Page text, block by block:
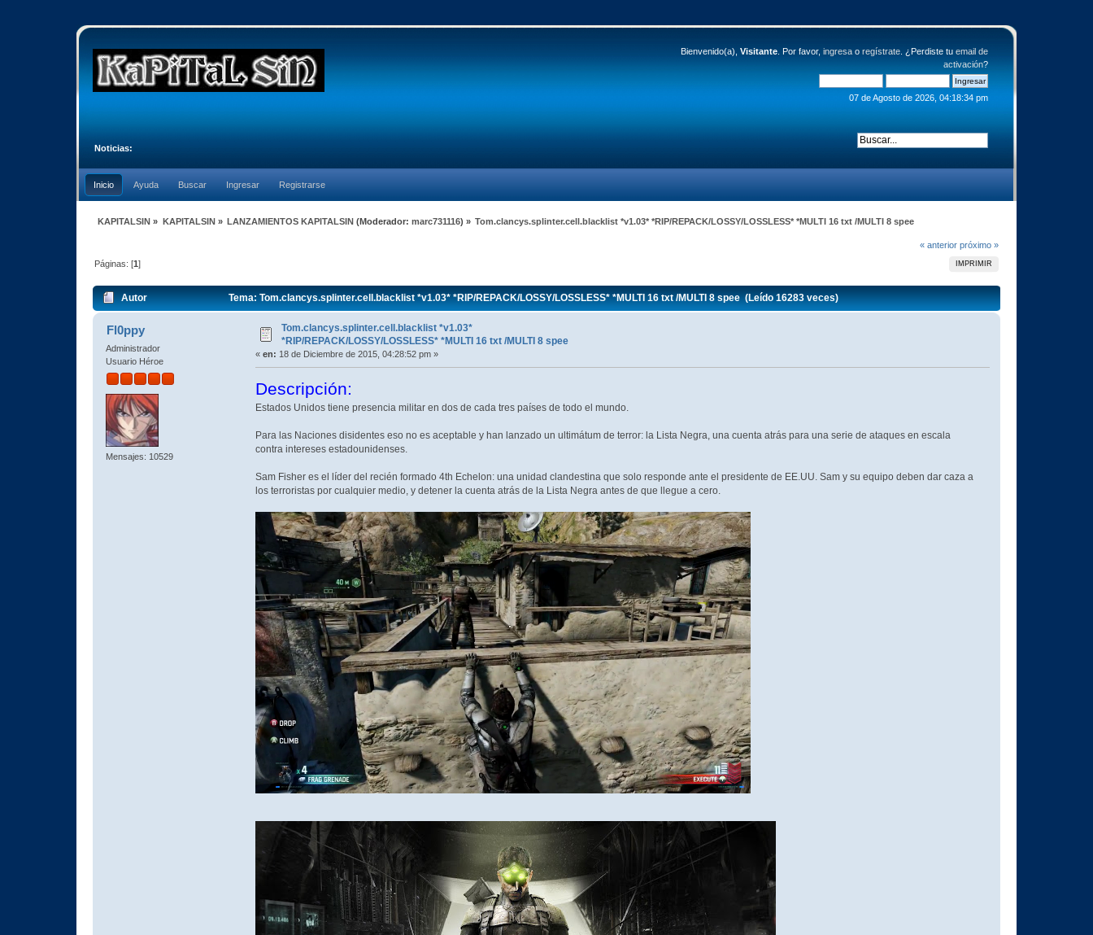
Bienvenido(a), Visitante. Por favor, ingresao regístrate. ¿Perdiste tu email de
activación?
07 de Agosto de 2026, 04:18:34 pm
Noticias:
Inicio Ayuda Buscar Ingresar Registrarse
KAPITALSIN » KAPITALSIN» LANZAMIENTOS KAPITALSIN (Moderador:marc731116) » Tom.clancys.splinter.cell.blacklist *v1.03* *RIP/REPACK/LOSSY/LOSSLESS* *MULTI 16 txt /MULTI 8 spee
« anterior próximo »
IMPRIMIR
Páginas: [1]
Autor Tema: Tom.clancys.splinter.cell.blacklist *v1.03* *RIP/REPACK/LOSSY/LOSSLESS* *MULTI 16 txt /MULTI 8 spee (Leído 16283 veces)
Fl0ppy
Administrador
Usuario Héroe
Mensajes: 10529
Tom.clancys.splinter.cell.blacklist *v1.03*
*RIP/REPACK/LOSSY/LOSSLESS* *MULTI 16 txt /MULTI 8 spee
« en: 18 de Diciembre de 2015, 04:28:52 pm »
Descripción:
Estados Unidos tiene presencia militar en dos de cada tres países de todo el mundo.
Para las Naciones disidentes eso no es aceptable y han lanzado un ultimátum de terror: la Lista Negra, una cuenta atrás para una serie de ataques en escala
contra intereses estadounidenses.
Sam Fisher es el líder del recién formado 4th Echelon: una unidad clandestina que solo responde ante el presidente de EE.UU. Sam y su equipo deben dar caza a
los terroristas por cualquier medio, y detener la cuenta atrás de la Lista Negra antes de que llegue a cero.